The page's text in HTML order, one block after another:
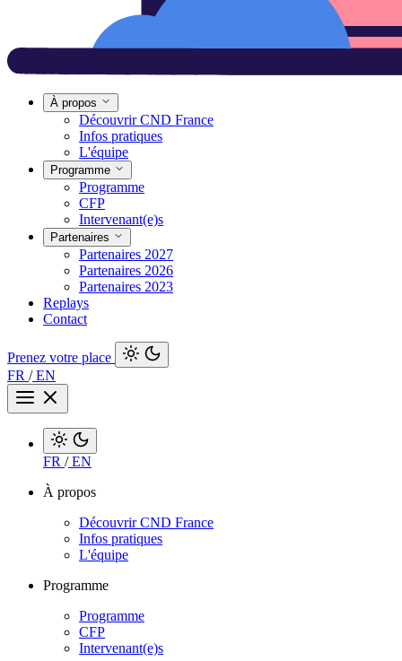
À propos
Découvrir CND France
Infos pratiques
L'équipe
Programme
Programme
CFP
Intervenant(e)s
Partenaires
Partenaires 2027
Partenaires 2026
Partenaires 2023
Replays
Contact
Prenez votre place
FR /EN
FR /EN
À propos
Découvrir CND France
Infos pratiques
L'équipe
Programme
Programme
CFP
Intervenant(e)s